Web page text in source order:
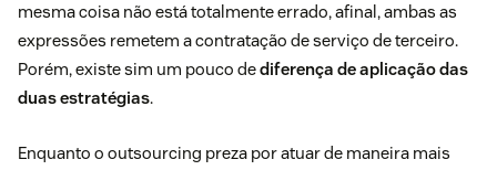
mesma coisa não está totalmente errado, afinal, ambas as
expressões remetem a contratação de serviço de terceiro.
Porém, existe sim um pouco dediferença de aplicação das
duas estratégias.
Enquanto o outsourcing preza por atuar de maneira mais